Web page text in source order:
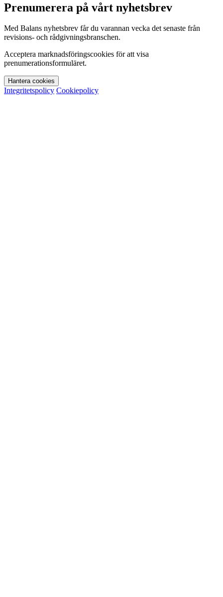
Prenumerera på vårt nyhetsbrev
Med Balans nyhetsbrev får du varannan vecka det senaste från
revisions- och rådgivningsbranschen.
Acceptera marknadsföringscookies för att visa
prenumerationsformuläret.
Hantera cookies
Integritetspolicy Cookiepolicy